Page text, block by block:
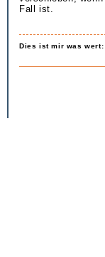
Fall ist.
Dies ist mir was wert: